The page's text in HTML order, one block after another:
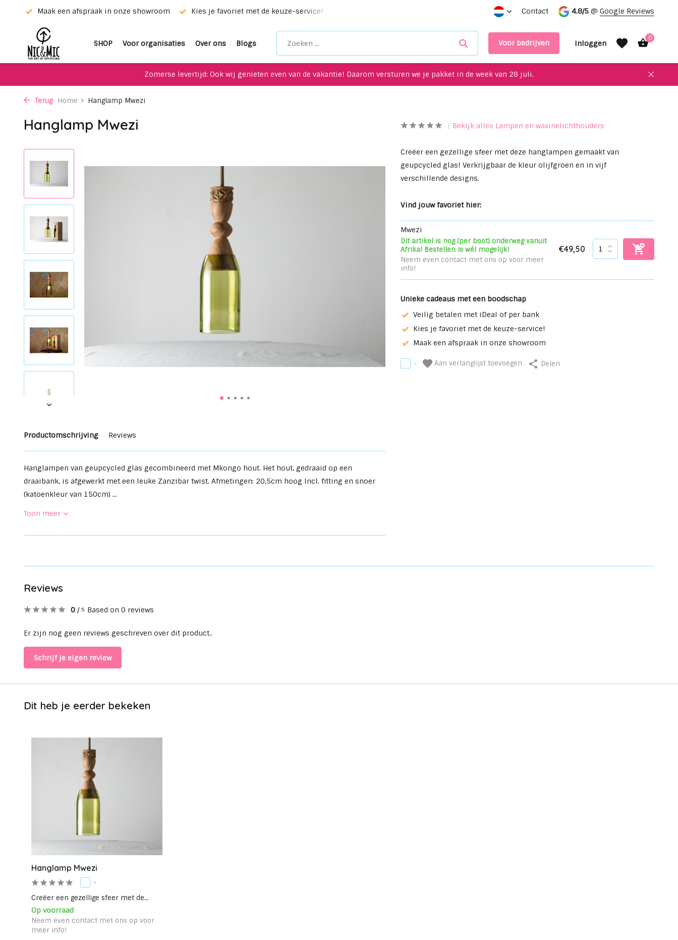
Maak een afspraak in onze showroom Kies je favoriet met de keuze-service! Maak een afspraak in onze showroom
Contact 4.8/5 @ Google Reviews
SHOP Voor organisaties Over ons Blogs Voor bedrijven Inloggen
0
Zomerse levertijd: Ook wij genieten even van de vakantie! Daarom versturen we je pakket in de week van 28 juli.
Terug Home Hanglamp Mwezi
Hanglamp Mwezi
Productomschrijving Reviews
Hanglampen van geupcycled glas gecombineerd met Mkongo hout. Het hout, gedraaid op een
draaibank, is afgewerkt met een leuke Zanzibar twist. Afmetingen: 20,5cm hoog Incl. fitting en snoer
(katoenkleur van 150cm) ...
Toon meer
Bekijk alles Lampen en waxinelichthouders
Creëer een gezellige sfeer met deze hanglampen gemaakt van
geupcycled glas! Verkrijgbaar de kleur olijfgroen en in vijf
verschillende designs.
Vind jouw favoriet hier:
Mwezi
Dit artikel is nog (per boot) onderweg vanuit
Afrika! Bestellen is wél mogelijk!
Neem even contact met ons op voor meer
info!
€49,50
Unieke cadeaus met een boodschap
Veilig betalen met iDeal of per bank
Kies je favoriet met de keuze-service!
Maak een afspraak in onze showroom
- Aan verlanglijst toevoegen Delen
Reviews
0 / 5 Based on 0 reviews
Er zijn nog geen reviews geschreven over dit product..
Schrijf je eigen review
Dit heb je eerder bekeken
Hanglamp Mwezi
-
Creëer een gezellige sfeer met de...
Op voorraad
Neem even contact met ons op voor
meer info!